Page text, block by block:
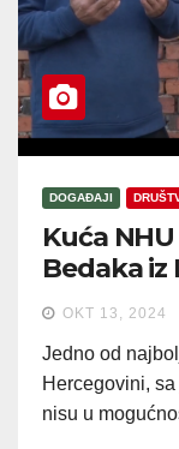
DOGAĐAJI
Kuća
Bedaka iz
OKT 13, 2024
Jedno od
Hercegovini,
nisu u